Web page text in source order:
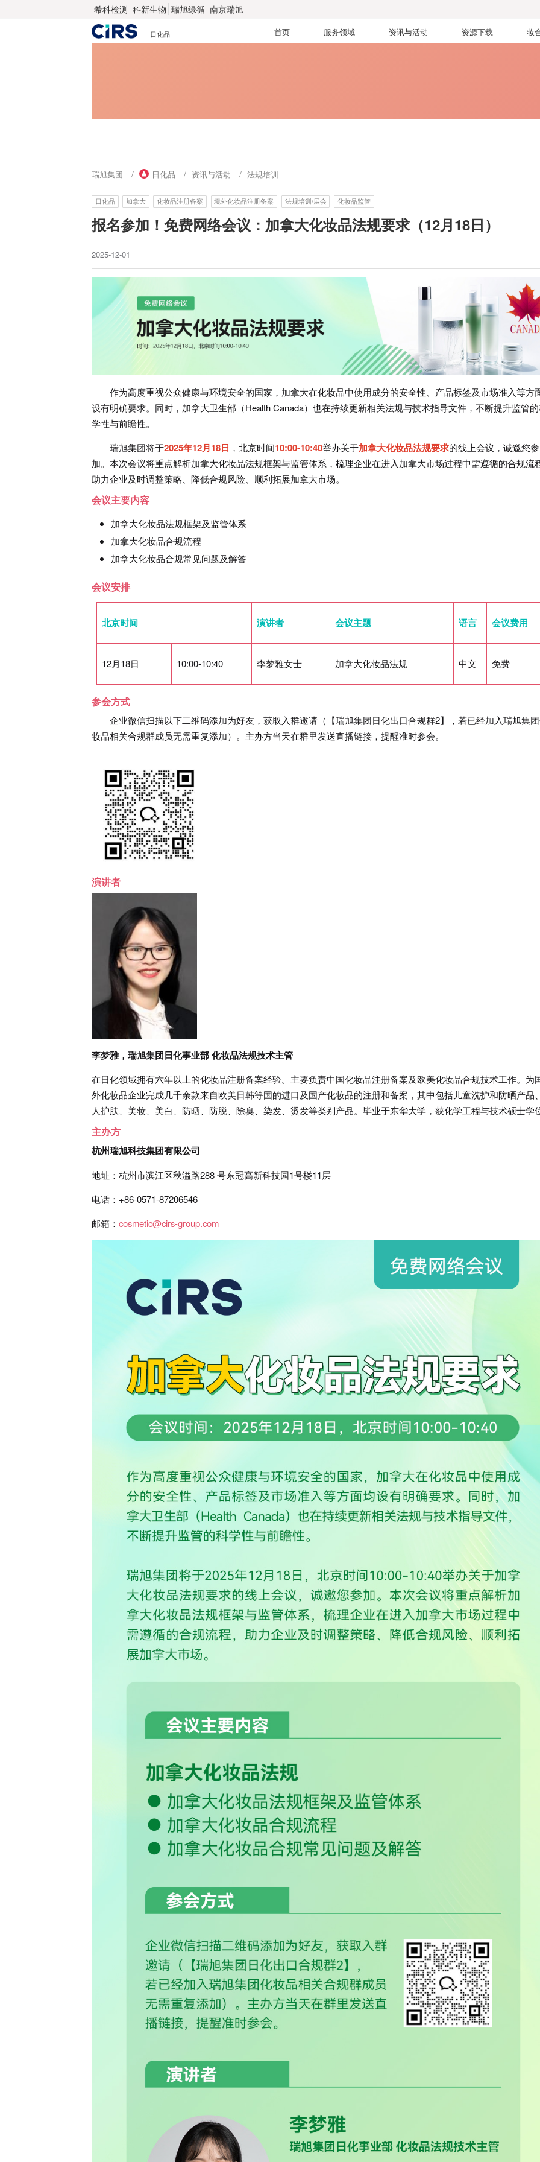
希科检测 科新生物 瑞旭绿循 南京瑞旭
日化品 首页 服务领域 资讯与活动 资源下载 妆
瑞旭集团 日化品 资讯与活动 法规培训
日化品 加拿大 化妆品注册备案 境外化妆品注册备案 法规培训/展会 化妆品监管
报名参加！免费网络会议：加拿大化妆品法规要求（12月18日）
2025-12-01
作为高度重视公众健康与环境安全的国家，加拿大在化妆品中使用成分的安全性、产品标签及市场准入等方
设有明确要求。同时，加拿大卫生部（Health Canada）也在持续更新相关法规与技术指导文件，不断提升监管
学性与前瞻性。
瑞旭集团将于2025年12月18日 ，北京时间10:00-10:40举办关于加拿大化妆品法规要求的线上会议，诚邀您参
加。本次会议将重点解析加拿大化妆品法规框架与监管体系，梳理企业在进入加拿大市场过程中需遵循的合规流
助力企业及时调整策略、降低合规风险、顺利拓展加拿大市场。
会议主要内容
加拿大化妆品法规框架及监管体系
加拿大化妆品合规流程
加拿大化妆品合规常见问题及解答
会议安排
北京时间 演讲者 会议主题 语言 会议费用
12月18日 10:00-10:40 李梦雅女士 加拿大化妆品法规 中文 免费
参会方式
企业微信扫描以下二维码添加为好友，获取入群邀请（【瑞旭集团日化出口合规群2】，若已经加入瑞旭集
妆品相关合规群成员无需重复添加）。主办方当天在群里发送直播链接，提醒准时参会。
演讲者
李梦雅，瑞旭集团日化事业部 化妆品法规技术主管
在日化领域拥有六年以上的化妆品注册备案经验。主要负责中国化妆品注册备案及欧美化妆品合规技术工作。为
外化妆品企业完成几千余款来自欧美日韩等国的进口及国产化妆品的注册和备案，其中包括儿童洗护和防晒产品
人护肤、美妆、美白、防晒、防脱、除臭、染发、烫发等类别产品。毕业于东华大学，获化学工程与技术硕士学
主办方
杭州瑞旭科技集团有限公司
地址：杭州市滨江区秋溢路288 号东冠高新科技园1号楼11层
电话：+86-0571-87206546
邮箱： cosmetic@cirs-group.com